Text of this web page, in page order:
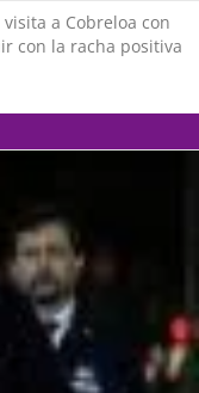
a Cobreloa con
con la racha positiva